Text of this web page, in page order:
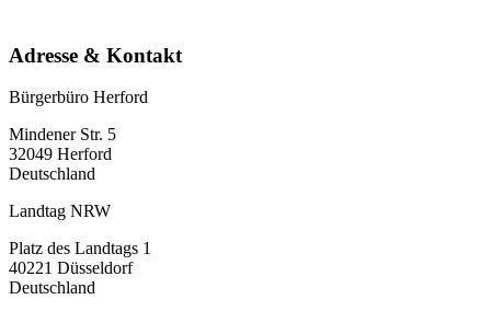
Adresse & Kontakt
Bürgerbüro Herford
Mindener Str. 5
32049 Herford
Deutschland
Landtag NRW
Platz des Landtags 1
40221 Düsseldorf
Deutschland